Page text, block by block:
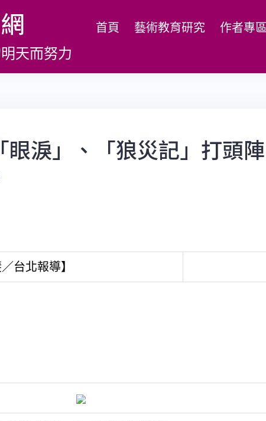
天而努力
首頁 藝術教育研究 作者專區
眼淚」、「狼災記」打頭陣
台北報導】